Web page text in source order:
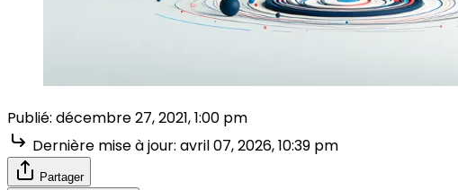
Publié: décembre 27, 2021, 1:00 pm
Dernière mise à jour: avril 07, 2026, 10:39 pm
Partager